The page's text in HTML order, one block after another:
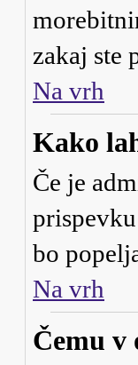
zakaj ste
Na vrh
Kako
Če je
bo
Na vrh
Čemu